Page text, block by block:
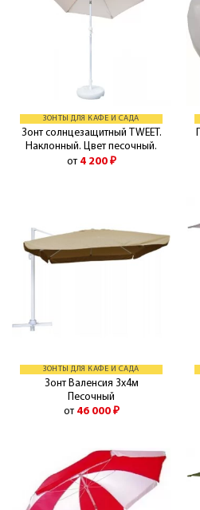
ЗОНТЫ ДЛЯ КАФЕ И САДА
Зонт солнцезащитный TWEET.
Наклонный. Цвет песочный.
от 4 200 ₽
ЗОНТЫ ДЛЯ КАФЕ И САДА
Зонт Валенсия 3х4м
Песочный
от 46 000 ₽